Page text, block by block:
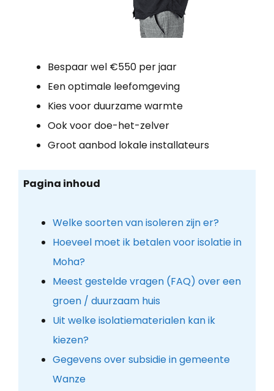
Bespaar wel €550 per jaar
Een optimale leefomgeving
Kies voor duurzame warmte
Ook voor doe-het-zelver
Groot aanbod lokale installateurs
Pagina inhoud
Welke soorten van isoleren zijn er?
Hoeveel moet ik betalen voor isolatie in
Moha?
Meest gestelde vragen (FAQ) over een
groen / duurzaam huis
Uit welke isolatiematerialen kan ik
kiezen?
Gegevens over subsidie in gemeente
Wanze